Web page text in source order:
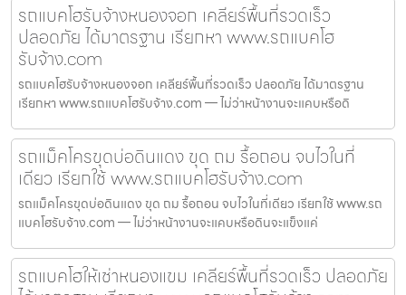
รถแบคโฮรับจ้างหนองจอก เคลียร์พื้นที่รวดเร็ว
ปลอดภัย ได้มาตรฐาน เรียกหา www.รถแบคโฮ
รับจ้าง.com
รถแบคโฮรับจ้างหนองจอก เคลียร์พื้นที่รวดเร็ว ปลอดภัย ได้มาตรฐาน
เรียกหา www.รถแบคโฮรับจ้าง.com — ไม่ว่าหน้างานจะแคบหรือดิ
รถแม็คโครขุดบ่อดินแดง ขุด ถม รื้อถอน จบไวในที่
เดียว เรียกใช้ www.รถแบคโฮรับจ้าง.com
รถแม็คโครขุดบ่อดินแดง ขุด ถม รื้อถอน จบไวในที่เดียว เรียกใช้ www.รถ
แบคโฮรับจ้าง.com — ไม่ว่าหน้างานจะแคบหรือดินจะแข็งแค่
รถแบคโฮให้เช่าหนองแขม เคลียร์พื้นที่รวดเร็ว ปลอดภัย